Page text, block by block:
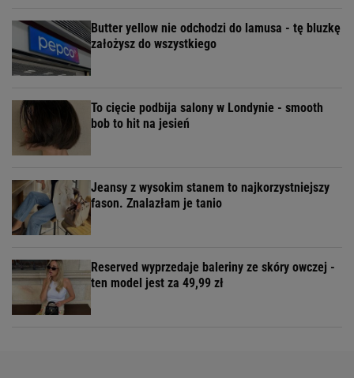
Butter yellow nie odchodzi do lamusa - tę bluzkę
założysz do wszystkiego
To cięcie podbija salony w Londynie - smooth
bob to hit na jesień
Jeansy z wysokim stanem to najkorzystniejszy
fason. Znalazłam je tanio
Reserved wyprzedaje baleriny ze skóry owczej -
ten model jest za 49,99 zł